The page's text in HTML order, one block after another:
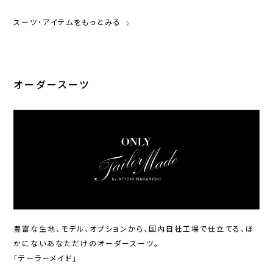
¥20,900
ONLY
¥4,290 (税込)
スーツ・アイテムをもっとみる
オーダースーツ
豊富な生地、モデル、オプションから、国内自社工場で仕立てる、ほ
かにないあなただけのオーダースーツ。
「テーラーメイド」